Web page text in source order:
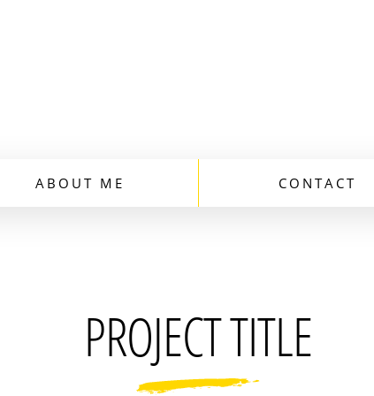
ABOUT ME CONTACT
PROJECT TITLE